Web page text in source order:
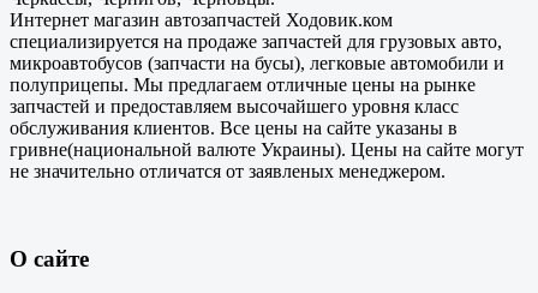
Интернет магазин автозапчастей Ходовик.ком
специализируется на продаже запчастей для грузовых авто,
микроавтобусов (запчасти на бусы), легковые автомобили и
полуприцепы. Мы предлагаем отличные цены на рынке
запчастей и предоставляем высочайшего уровня класс
обслуживания клиентов. Все цены на сайте указаны в
гривне(национальной валюте Украины). Цены на сайте могут
не значительно отличатся от заявленых менеджером.
О сайте